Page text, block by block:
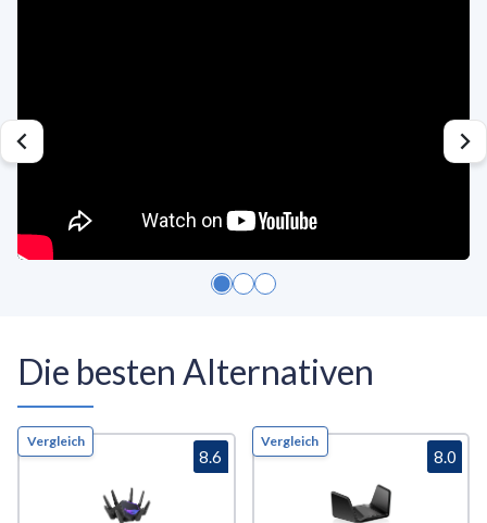
Die besten Alternativen
Vergleich
8.6
Vergleich
8.0